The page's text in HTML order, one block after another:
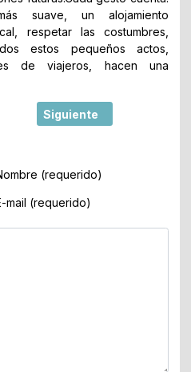
suave, un alojamiento
respetar las costumbres,
estos pequeños actos,
de viajeros, hacen una
la ciudad europea donde un
Artículo siguiente: Salers
Siguiente
(requerido)
mail (requerido)